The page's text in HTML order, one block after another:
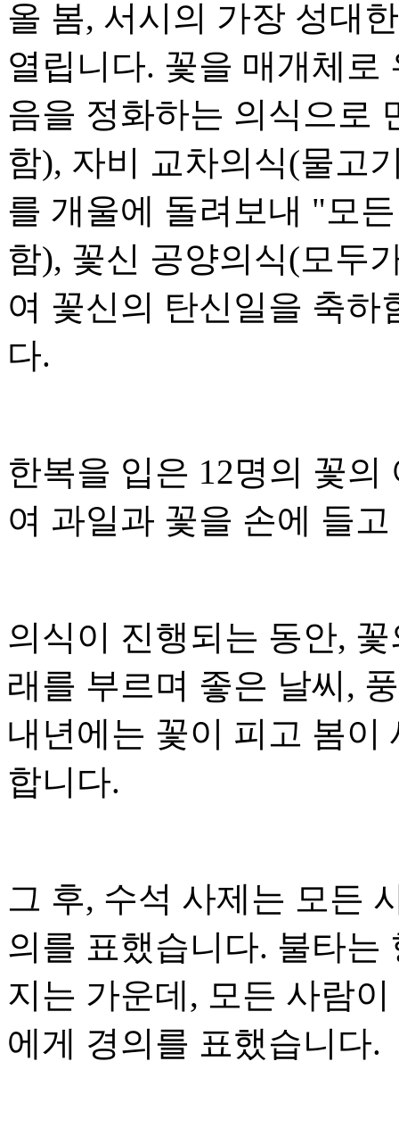
올 봄, 서시의 가장 성대
열립니다. 꽃을 매개체로
음을 정화하는 의식으로
함), 자비 교차의식(물고
를 개울에 돌려보내 "모
함), 꽃신 공양의식(모두
여 꽃신의 탄신일을 축하
다.
한복을 입은 12명의 꽃
여 과일과 꽃을 손에 들
의식이 진행되는 동안,
래를 부르며 좋은 날씨,
내년에는 꽃이 피고 봄이
합니다.
그 후, 수석 사제는 모든
의를 표했습니다. 불타는
지는 가운데, 모든 사람
에게 경의를 표했습니다.